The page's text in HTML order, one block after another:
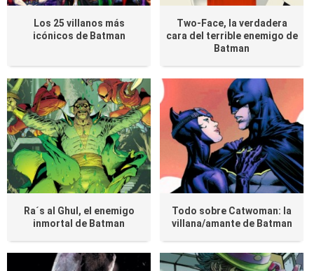
Los 25 villanos más
icónicos de Batman
Two-Face, la verdadera
cara del terrible enemigo de
Batman
Ra´s al Ghul, el enemigo
inmortal de Batman
Todo sobre Catwoman: la
villana/amante de Batman